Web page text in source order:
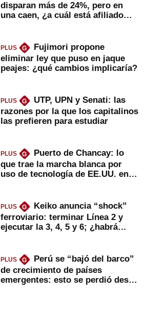
disparan más de 24%, pero en
una caen, ¿a cuál está afiliado
PLUS G
Fujimori propone
eliminar ley que puso en jaque
peajes: ¿qué cambios implicaría?
PLUS G
UTP, UPN y Senati: las
razones por la que los capitalinos
las prefieren para estudiar
PLUS G
Puerto de Chancay: lo
que trae la marcha blanca por
uso de tecnología de EE.UU. en
PLUS G
Keiko anuncia “shock”
ferroviario: terminar Línea 2 y
ejecutar la 3, 4, 5 y 6; ¿habrá
PLUS G
Perú se “bajó del barco”
de crecimiento de países
emergentes: esto se perdió desde